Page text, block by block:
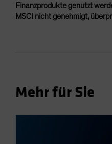
Finanzprodukte genutzt
MSCI nicht genehmigt,
Mehr für Sie